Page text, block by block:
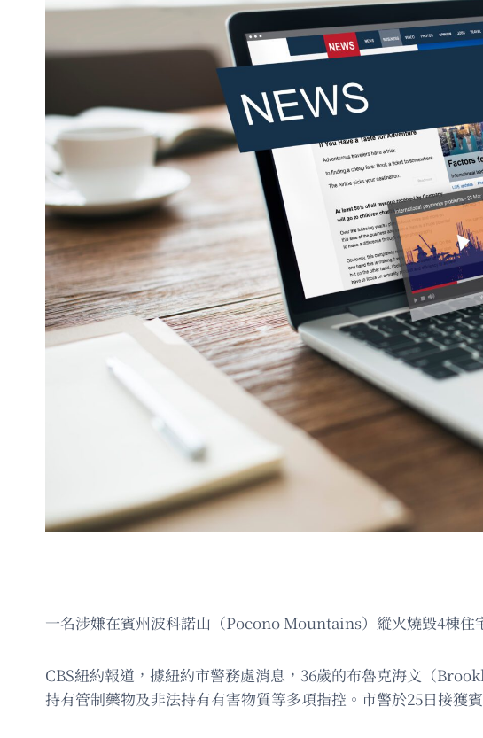
一名涉嫌在賓州波科諾山（Pocono Mountains）縱火燒毀4棟住
CBS紐約報道，據紐約市警務處消息，36歲的布魯克海文（
持有管制藥物及非法持有有害物質等多項指控。市警於25日接